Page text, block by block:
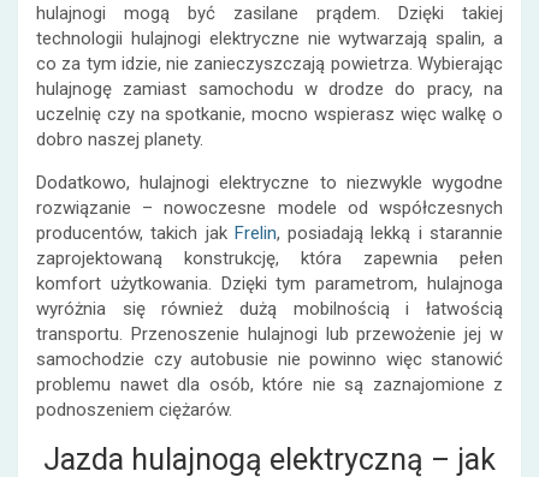
hulajnogi mogą być zasilane prądem. Dzięki takiej
technologii hulajnogi elektryczne nie wytwarzają spalin, a
co za tym idzie, nie zanieczyszczają powietrza. Wybierając
hulajnogę zamiast samochodu w drodze do pracy, na
uczelnię czy na spotkanie, mocno wspierasz więc walkę o
dobro naszej planety.
Dodatkowo,hulajnogi elektryczne to niezwykle wygodne
rozwiązanie – nowoczesne modele od współczesnych
producentów, takich jak Frelin, posiadają lekką i starannie
zaprojektowaną konstrukcję, która zapewnia pełen
komfort użytkowania. Dzięki tym parametrom, hulajnoga
wyróżnia się również dużą mobilnością i łatwością
transportu. Przenoszenie hulajnogi lub przewożenie jej w
samochodzie czy autobusie nie powinno więc stanowić
problemu nawet dla osób, które nie są zaznajomione z
podnoszeniem ciężarów.
Jazda hulajnogą elektryczną – jak